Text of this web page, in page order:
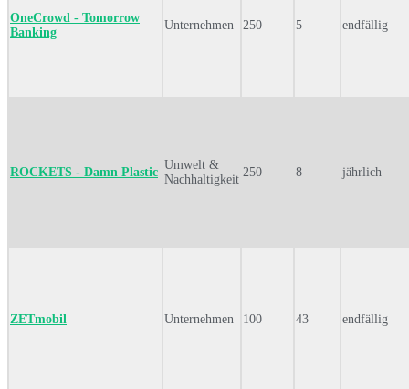
OneCrowd - Tomorrow
Banking
Unternehmen 250 5 endfällig
ROCKETS - Damn Plastic
Umwelt &
Nachhaltigkeit
250 8 jährlich
ZETmobil Unternehmen 100 43 endfällig